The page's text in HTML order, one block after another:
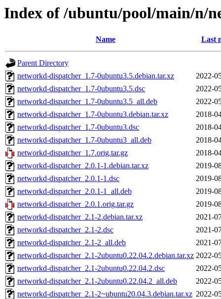
Index of /ubuntu/pool/main/n/
Name Last
Parent Directory
networkd-dispatcher_1.7-0ubuntu3.5.debian.tar.xz
2022-
networkd-dispatcher_1.7-0ubuntu3.5.dsc
2022-
networkd-dispatcher_1.7-0ubuntu3.5_all.deb
2022-
networkd-dispatcher_1.7-0ubuntu3.debian.tar.xz
2018-
networkd-dispatcher_1.7-0ubuntu3.dsc
2018-
networkd-dispatcher_1.7-0ubuntu3_all.deb
2018-
networkd-dispatcher_1.7.orig.tar.gz
2018-
networkd-dispatcher_2.0.1-1.debian.tar.xz
2019-
networkd-dispatcher_2.0.1-1.dsc
2019-
networkd-dispatcher_2.0.1-1_all.deb
2019-
networkd-dispatcher_2.0.1.orig.tar.gz
2019-
networkd-dispatcher_2.1-2.debian.tar.xz
2021-
networkd-dispatcher_2.1-2.dsc
2021-
networkd-dispatcher_2.1-2_all.deb
2021-
networkd-dispatcher_2.1-2ubuntu0.22.04.2.debian.tar.xz 2022-
networkd-dispatcher_2.1-2ubuntu0.22.04.2.dsc
2022-
networkd-dispatcher_2.1-2ubuntu0.22.04.2_all.deb
2022-
networkd-dispatcher_2.1-2~ubuntu20.04.3.debian.tar.xz 2022-